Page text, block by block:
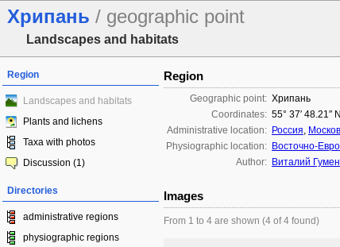
Хрипань / geographic point
Landscapes and habitats
Region
Landscapes and habitats
Plants and lichens
Taxa with photos
Discussion (1)
Directories
administrative regions
physiographic regions
Region
Geographic point: Хрипань
Coordinates: 55° 37′ 48.21″
Administrative location: Россия,
Physiographic location: Восточно-
Author: Виталий
Images
From 1 to 4 are shown (4 of 4 found)